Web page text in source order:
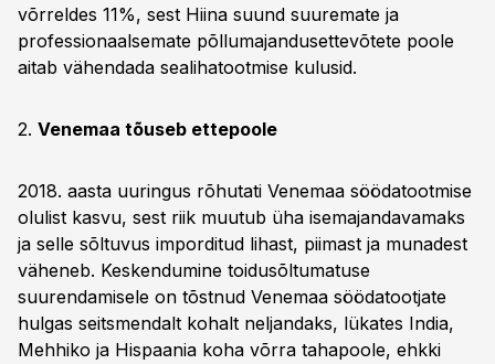
võrreldes 11%, sest Hiina suund suuremate ja
professionaalsemate põllumajandusettevõtete poole
aitab vähendada sealihatootmise kulusid.
2. Venemaa tõuseb ettepoole
2018. aasta uuringus rõhutati Venemaa söödatootmise
olulist kasvu, sest riik muutub üha isemajandavamaks
ja selle sõltuvus imporditud lihast, piimast ja munadest
väheneb. Keskendumine toidusõltumatuse
suurendamisele on tõstnud Venemaa söödatootjate
hulgas seitsmendalt kohalt neljandaks, lükates India,
Mehhiko ja Hispaania koha võrra tahapoole, ehkki